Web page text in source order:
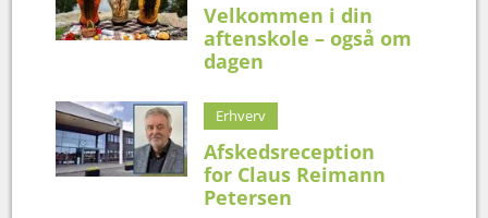
Velkommen i din
aftenskole – også om
dagen
Erhverv
Afskedsreception
for Claus Reimann
Petersen